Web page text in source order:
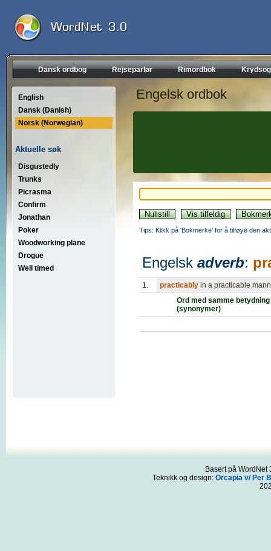
Dansk ordbog Rejseparlør Rimordbok
English
Dansk (Danish)
Norsk (Norwegian)
Aktuelle søk
Disgustedly
Trunks
Picrasma
Confirm
Jonathan
Poker
Woodworking plane
Drogue
Well timed
Engelsk ordbok
Tips: Klikk på 'Bokmerke' for å tilføye den
Engelsk adverb:
1. practicably in a practicable
Ord med samme betydning
(synonymer)
Basert på
Teknikk og design: Orcapia v/ Per